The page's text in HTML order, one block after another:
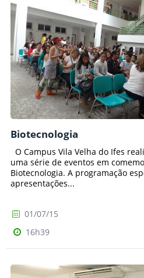
Biotecnologia
O Campus Vila Velha do Ifes
uma série de eventos em
Biotecnologia. A programação
apresentações...
01/07/15
16h39